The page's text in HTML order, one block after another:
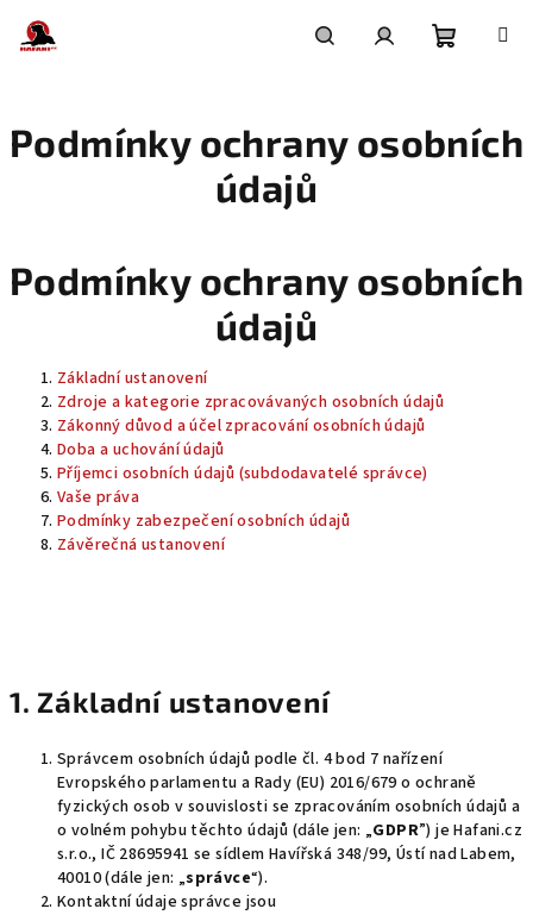
obsah
košík
Podmínky ochrany osobních
údajů
Podmínky ochrany osobních
údajů
Základní ustanovení
Zdroje a kategorie zpracovávaných osobních údajů
Zákonný důvod a účel zpracování osobních údajů
Doba a uchování údajů
Příjemci osobních údajů (subdodavatelé správce)
Vaše práva
Podmínky zabezpečení osobních údajů
Závěrečná ustanovení
1. Základní ustanovení
Správcem osobních údajů podle čl. 4 bod 7 nařízení
Evropského parlamentu a Rady (EU) 2016/679 o ochraně
fyzických osob v souvislosti se zpracováním osobních údajů a
o volném pohybu těchto údajů (dále jen: „GDPR”) je Hafani.cz
s.r.o., IČ 28695941 se sídlem Havířská 348/99, Ústí nad Labem,
40010 (dále jen: „správce“).
Kontaktní údaje správce jsou